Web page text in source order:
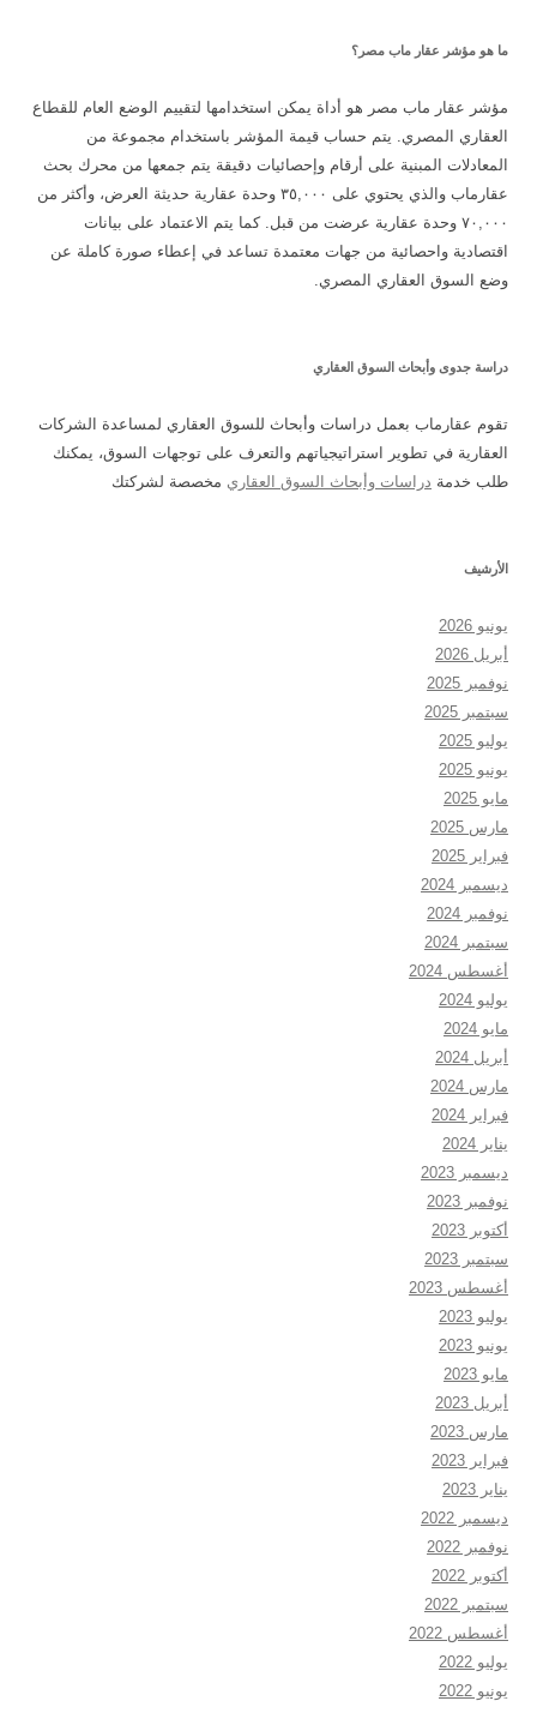
ما هو مؤشر عقار ماب مصر؟
مؤشر عقار ماب مصر هو أداة يمكن استخدامها لتقييم الوضع العام للقطاع
العقاري المصري. يتم حساب قيمة المؤشر باستخدام مجموعة من
المعادلات المبنية على أرقام وإحصائيات دقيقة يتم جمعها من محرك بحث
عقارماب والذي يحتوي على ٣٥,٠٠٠ وحدة عقارية حديثة العرض، وأكثر من
٧٠,٠٠٠ وحدة عقارية عرضت من قبل. كما يتم الاعتماد على بيانات
اقتصادية واحصائية من جهات معتمدة تساعد في إعطاء صورة كاملة عن
وضع السوق العقاري المصري.
دراسة جدوى وأبحاث السوق العقاري
تقوم عقارماب بعمل دراسات وأبحاث للسوق العقاري لمساعدة الشركات
العقارية في تطوير استراتيجياتهم والتعرف على توجهات السوق، يمكنك
طلب خدمة دراسات وأبحاث السوق العقاري مخصصة لشركتك
الأرشيف
يونيو 2026
أبريل 2026
نوفمبر 2025
سبتمبر 2025
يوليو 2025
يونيو 2025
مايو 2025
مارس 2025
فبراير 2025
ديسمبر 2024
نوفمبر 2024
سبتمبر 2024
أغسطس 2024
يوليو 2024
مايو 2024
أبريل 2024
مارس 2024
فبراير 2024
يناير 2024
ديسمبر 2023
نوفمبر 2023
أكتوبر 2023
سبتمبر 2023
أغسطس 2023
يوليو 2023
يونيو 2023
مايو 2023
أبريل 2023
مارس 2023
فبراير 2023
يناير 2023
ديسمبر 2022
نوفمبر 2022
أكتوبر 2022
سبتمبر 2022
أغسطس 2022
يوليو 2022
يونيو 2022